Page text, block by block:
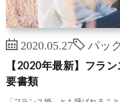
2020.05.27 パッ
【2020年最新】フラ
要書類